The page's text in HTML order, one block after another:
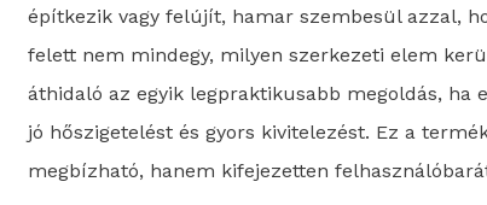
építkezik vagy felújít, hamar szembesül azzal,
felett nem mindegy, milyen szerkezeti elem
áthidaló az egyik legpraktikusabb megoldás, ha
jó hőszigetelést és gyors kivitelezést. Ez a
megbízható, hanem kifejezetten